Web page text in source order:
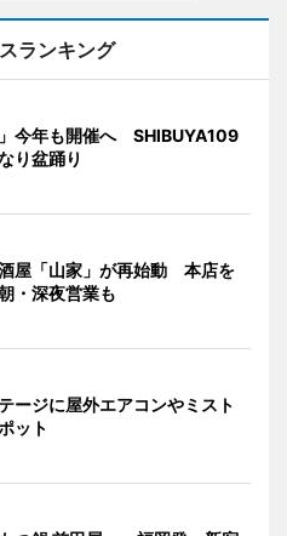
ランキング
」今年も開催へ SHIBUYA109
り盆踊り
屋「山家」が再始動 本店を
・深夜営業も
ージに屋外エアコンやミスト
ット